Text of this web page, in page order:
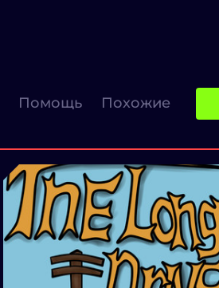
Помощь Похожие